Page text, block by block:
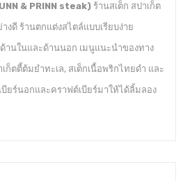
& PRINN steak) ร้านสเต็ก สปาเก็ต
งดี ร้านตกแต่งสไตล์แบบเรียบง่าย
านในและด้านนอก เมนูแนะนำของทาง
ก็ตตี้ต้มยำทะเล, สเต็กเนื้อพริกไทยดำ และ
ยร์นอกและคราฟต์เบียร์มาให้ได้ลิ้มลอง